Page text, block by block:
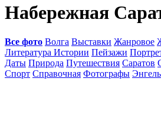
Набережная
Все фото Волга Выставки Жанровое
Литература Истории Пейзажи
Даты Природа Путешествия Саратов
Спорт Справочная Фотографы